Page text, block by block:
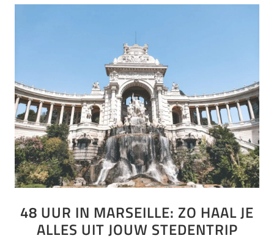
48 UUR IN MARSEILLE: ZO HAAL JE
ALLES UIT JOUW STEDENTRIP